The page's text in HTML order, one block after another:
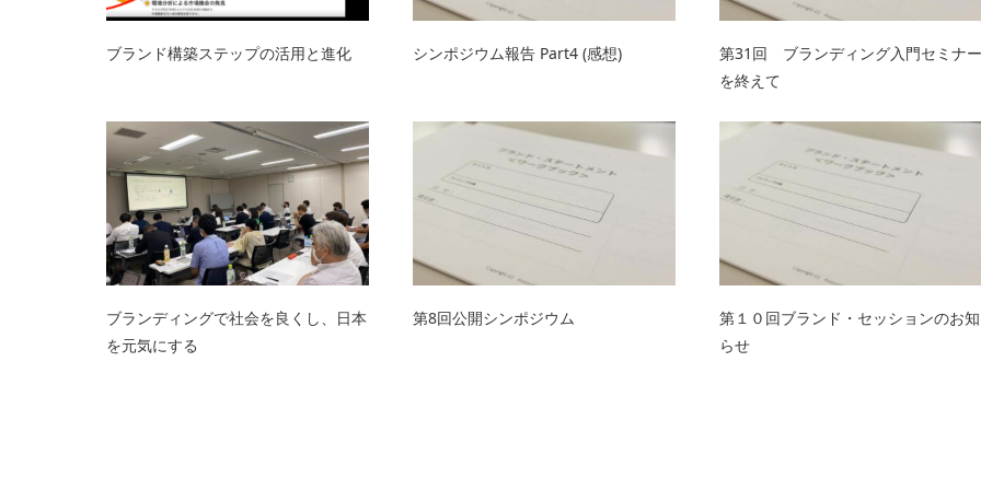
ブランド構築ステップの活用と進化 シンポジウム報告 Part4 (感想)
第31回 ブランディング入門セミナー
を終えて
ブランディングで社会を良くし、日本
を元気にする
第8回公開シンポジウム
第１０回ブランド・セッションのお知
らせ